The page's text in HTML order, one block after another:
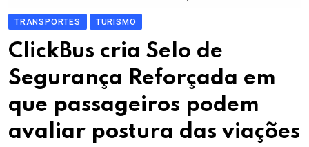
TRANSPORTES TURISMO
ClickBus cria Selo de
Segurança Reforçada em
que passageiros podem
avaliar postura das viações